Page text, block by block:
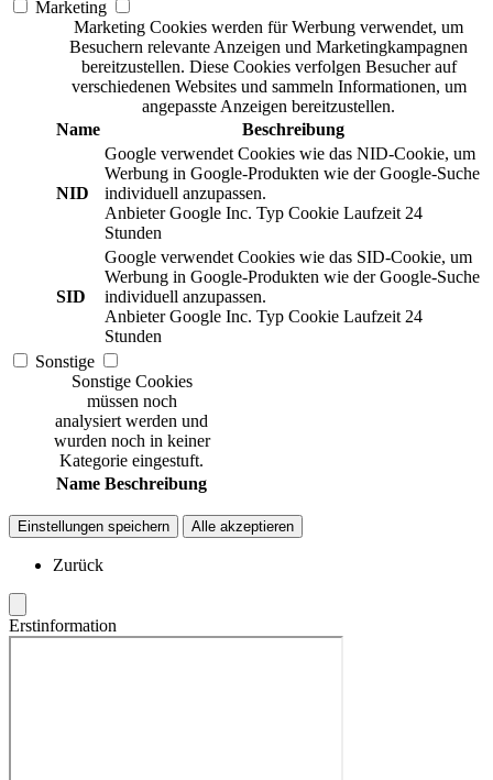
Marketing
Marketing Cookies werden für Werbung verwendet, um
Besuchern relevante Anzeigen und Marketingkampagnen
bereitzustellen. Diese Cookies verfolgen Besucher auf
verschiedenen Websites und sammeln Informationen, um
angepasste Anzeigen bereitzustellen.
Name
Beschreibung
NID
Google verwendet Cookies wie das NID-Cookie, um
Werbung in Google-Produkten wie der Google-Suche
individuell anzupassen.
Anbieter Google Inc. Typ Cookie Laufzeit 24
Stunden
SID
Google verwendet Cookies wie das SID-Cookie, um
Werbung in Google-Produkten wie der Google-Suche
individuell anzupassen.
Anbieter Google Inc. Typ Cookie Laufzeit 24
Stunden
Sonstige
Sonstige Cookies
müssen noch
analysiert werden und
wurden noch in keiner
Kategorie eingestuft.
Name Beschreibung
Einstellungen speichern Alle akzeptieren
Zurück
Erstinformation